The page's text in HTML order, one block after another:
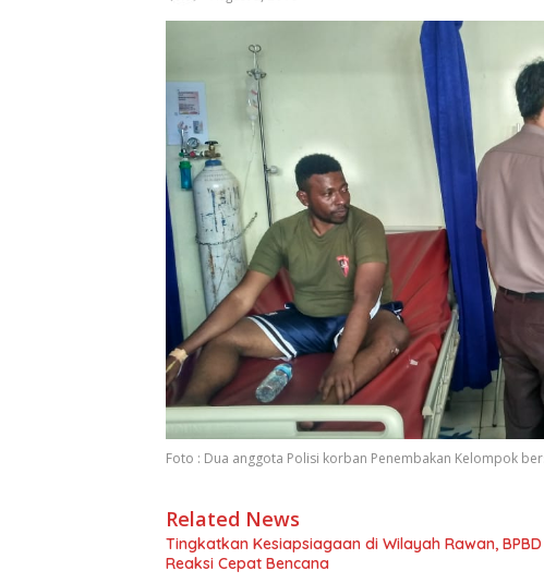
Foto : Dua anggota Polisi korban Penembakan Kelompok
Related News
Tingkatkan Kesiapsiagaan di Wilayah Rawan,
Reaksi Cepat Bencana